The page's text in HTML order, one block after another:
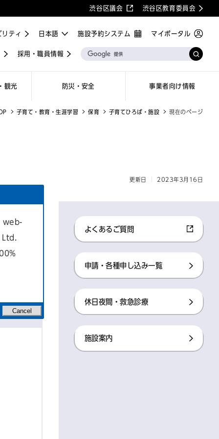
渋谷区議会 渋谷区教育委員会
観光 防災・安全 事業者向け情報
マイポータル
施設予約システム
採用・職員情報
ティ
子育て・教育・生涯学習 保育 子育てひろば・施設 現在のページ
更新日 2023年3月16日
よくあるご質問
申請・各種申し込み一覧
休日夜間・救急診療
施設案内
web-
Cancel